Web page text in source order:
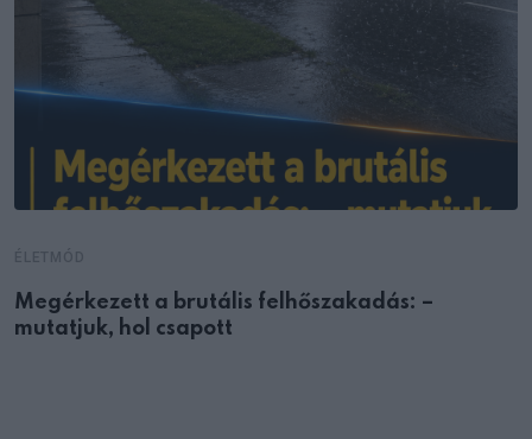
Megérkezett a brutális felhőszakadás: –
mutatjuk, hol csapott